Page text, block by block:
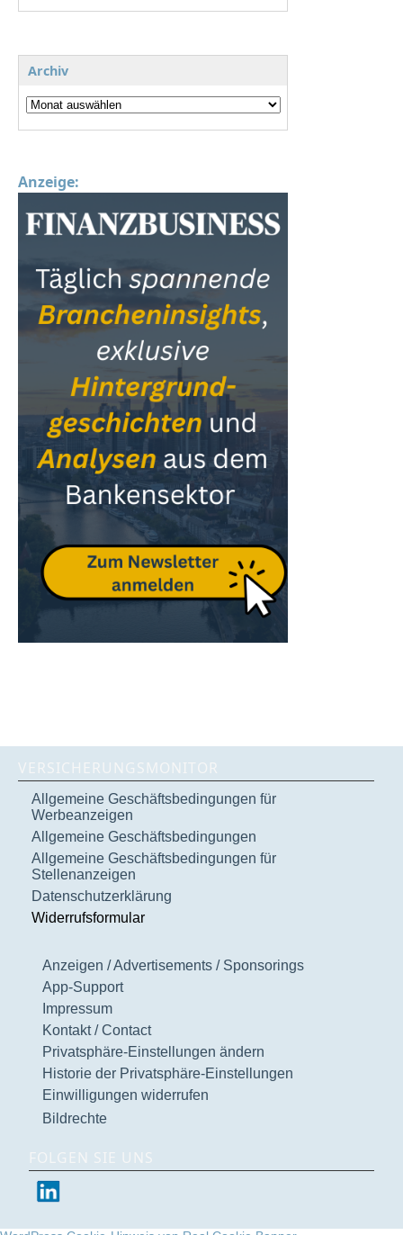
Archiv
Anzeige:
VERSICHERUNGSMONITOR
Allgemeine Geschäftsbedingungen für
Werbeanzeigen
Allgemeine Geschäftsbedingungen
Allgemeine Geschäftsbedingungen für
Stellenanzeigen
Datenschutzerklärung
Widerrufsformular
Anzeigen / Advertisements / Sponsorings
App-Support
Impressum
Kontakt / Contact
Privatsphäre-Einstellungen ändern
Historie der Privatsphäre-Einstellungen
Einwilligungen widerrufen
Bildrechte
FOLGEN SIE UNS